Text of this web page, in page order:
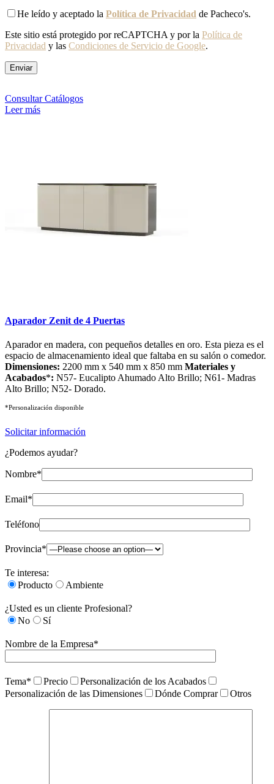
He leído y aceptado la Política de Privacidad de Pacheco's.
Este sitio está protegido por reCAPTCHA y por la Política de
Privacidad y las Condiciones de Servicio de Google.
Consultar Catálogos
Leer más
Aparador Zenit de 4 Puertas
Aparador en madera, con pequeños detalles en oro. Esta pieza es el
espacio de almacenamiento ideal que faltaba en su salón o comedor.
Dimensiones: 2200 mm x 540 mm x 850 mm Materiales y
Acabados*: N57- Eucalipto Ahumado Alto Brillo; N61- Madras
Alto Brillo; N52- Dorado.
*Personalización disponible
Solicitar información
¿Podemos ayudar?
Nombre*
Email*
Teléfono
Provincia*
Te interesa:
Producto
Ambiente
¿Usted es un cliente Profesional?
No
Sí
Nombre de la Empresa*
Tema* Precio
Personalización de los Acabados
Personalización de las Dimensiones
Dónde Comprar Otros